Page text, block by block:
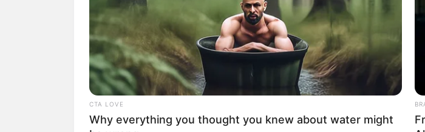
Quermania folgen: Impressum & Kontakt
Auf Quermania werben
CTA LOVE
Why everything you thought you knew about water might
Schumacher verlässt das Bett nach
12-jähriger Genesung
MFH
Willie Nelson's House
Speechless - Take A